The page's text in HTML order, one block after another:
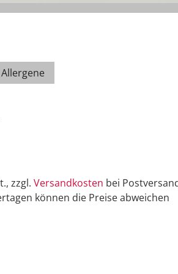
Allergene
zzgl. Versandkosten bei
können die Preise abweichen